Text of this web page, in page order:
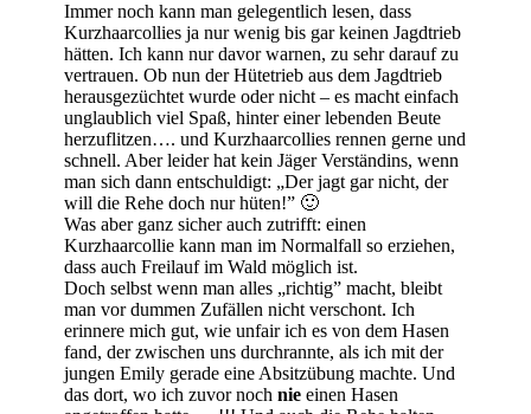
Immer noch kann man gelegentlich lesen, dass
Kurzhaarcollies ja nur wenig bis gar keinen Jagdtrieb
hätten. Ich kann nur davor warnen, zu sehr darauf zu
vertrauen. Ob nun der Hütetrieb aus dem Jagdtrieb
herausgezüchtet wurde oder nicht – es macht einfach
unglaublich viel Spaß, hinter einer lebenden Beute
herzuflitzen…. und Kurzhaarcollies rennen gerne und
schnell. Aber leider hat kein Jäger Verständins, wenn
man sich dann entschuldigt: „Der jagt gar nicht, der
will die Rehe doch nur hüten!” 🙂
Was aber ganz sicher auch zutrifft: einen
Kurzhaarcollie kann man im Normalfall so erziehen,
dass auch Freilauf im Wald möglich ist.
Doch selbst wenn man alles „richtig” macht, bleibt
man vor dummen Zufällen nicht verschont. Ich
erinnere mich gut, wie unfair ich es von dem Hasen
fand, der zwischen uns durchrannte, als ich mit der
jungen Emily gerade eine Absitzübung machte. Und
das dort, wo ich zuvor noch nie einen Hasen